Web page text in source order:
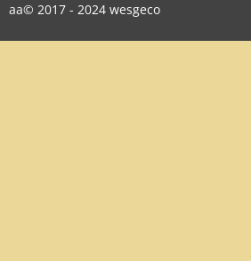
aa© 2017 - 2024 wesgeco